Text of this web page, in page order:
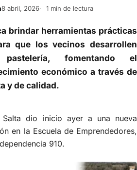
8 abril, 2026 1 min de lectura
brindar herramientas prácticas
que los vecinos desarrollen
fomentando el
económico a través de
y de calidad.
Salta dio inicio ayer a una nueva
en la Escuela de Emprendedores,
910.